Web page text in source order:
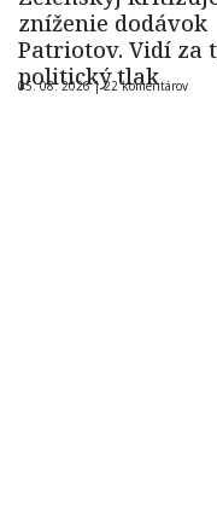
zníženie dodávok
Patriotov. Vidí za
politický tlak
05. 08. 2026 |22 komentárov